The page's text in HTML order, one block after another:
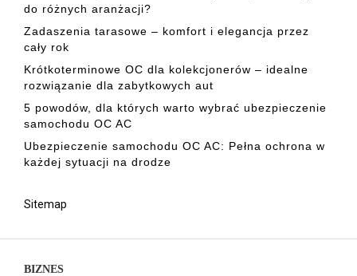
do różnych aranżacji?
Zadaszenia tarasowe – komfort i elegancja przez
cały rok
Krótkoterminowe OC dla kolekcjonerów – idealne
rozwiązanie dla zabytkowych aut
5 powodów, dla których warto wybrać ubezpieczenie
samochodu OC AC
Ubezpieczenie samochodu OC AC: Pełna ochrona w
każdej sytuacji na drodze
Sitemap
BIZNES